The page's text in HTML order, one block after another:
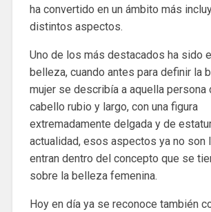
ha convertido en un ámbito más
distintos aspectos.
Uno de los más destacados ha sido
belleza, cuando antes para definir la
mujer se describía a aquella persona
cabello rubio y largo, con una figura
extremadamente delgada y de
actualidad, esos aspectos ya no son
entran dentro del concepto que se
sobre la belleza femenina.
Hoy en día ya se reconoce también